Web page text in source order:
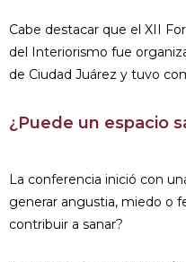
Cabe destacar que el XII
del Interiorismo fue
de Ciudad Juárez y tuvo
¿Puede un espacio
La conferencia inició con
generar angustia, miedo o
contribuir a sanar?